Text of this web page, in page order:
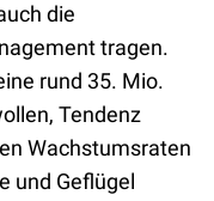
die
tragen.
rund 35. Mio.
Tendenz
Wachstumsraten
und Geflügel